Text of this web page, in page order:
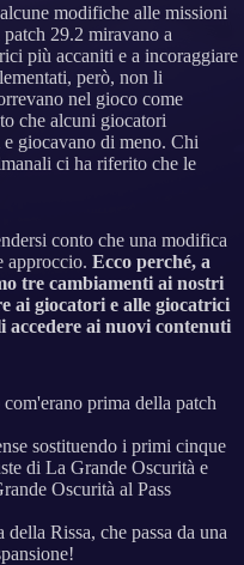
modifiche alle missioni
29.2 miravano a
più accaniti e a incoraggiare
però, non li
nel gioco come
che alcuni giocatori
giocavano di meno. Chi
ci ha riferito che le
conto che una modifica
approccio. Ecco perché, a
tre cambiamenti ai nostri
ai giocatori e alle giocatrici
ai nuovi contenuti
prima della patch
sostituendo i primi cinque
di La Grande Oscurità e
Oscurità al Pass
Rissa, che passa da una